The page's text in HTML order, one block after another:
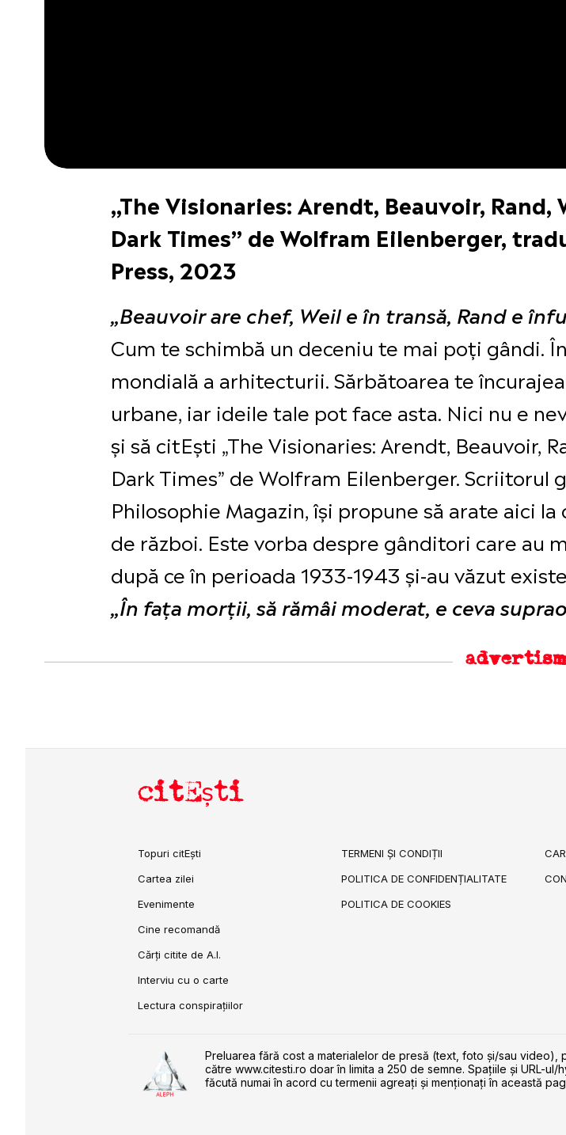
„The Visionaries: Arendt, Beauvoir,
Dark Times” de Wolfram Eilenberger,
Press, 2023
„Beauvoir are chef, Weil e în transă, Rand e
Cum te schimbă un deceniu te mai poți gândi.
mondială a arhitecturii. Sărbătoarea te
urbane, iar ideile tale pot face asta. Nici nu e
și să citEști „The Visionaries: Arendt, Beauvoir,
Dark Times” de Wolfram Eilenberger.
Philosophie Magazin, își propune să arate aici
de război. Este vorba despre gânditori care au
după ce în perioada 1933-1943 și-au văzut
„În fața morții, să rămâi moderat, e ceva
citEști
Topuri citEști
Cartea zilei
Evenimente
Cine recomandă
Cărți citite de A.I.
Interviu cu o carte
Lectura conspirațiilor
TERMENI ȘI CONDIȚII
POLITICA DE CONFIDENȚIALITATE
POLITICA DE COOKIES
Preluarea fără cost a materialelor de presă (text, foto și/sau
către www.citesti.ro doar în limita a 250 de semne. Spaţiile şi URL-
făcută numai în acord cu termenii agreaţi şi menţionaţi în această